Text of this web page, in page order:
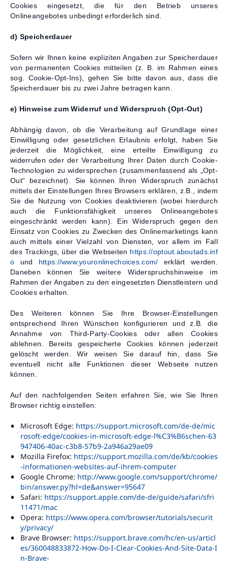
Cookies eingesetzt, die für den Betrieb unseres
Onlineangebotes unbedingt erforderlich sind.
d) Speicherdauer
Sofern wir Ihnen keine expliziten Angaben zur Speicherdauer
von permanenten Cookies mitteilen (z. B. im Rahmen eines
sog. Cookie-Opt-Ins), gehen Sie bitte davon aus, dass die
Speicherdauer bis zu zwei Jahre betragen kann.
e) Hinweise zum Widerruf und Widerspruch (Opt-Out)
Abhängig davon, ob die Verarbeitung auf Grundlage einer
Einwilligung oder gesetzlichen Erlaubnis erfolgt, haben Sie
jederzeit die Möglichkeit, eine erteilte Einwilligung zu
widerrufen oder der Verarbeitung Ihrer Daten durch Cookie-
Technologien zu widersprechen (zusammenfassend als „Opt-
Out“ bezeichnet). Sie können Ihren Widerspruch zunächst
mittels der Einstellungen Ihres Browsers erklären, z.B., indem
Sie die Nutzung von Cookies deaktivieren (wobei hierdurch
auch die Funktionsfähigkeit unseres Onlineangebotes
eingeschränkt werden kann). Ein Widerspruch gegen den
Einsatz von Cookies zu Zwecken des Onlinemarketings kann
auch mittels einer Vielzahl von Diensten, vor allem im Fall
des Trackings, über die Webseiten https://optout.aboutads.inf
o und https://www.youronlinechoices.com/ erklärt werden.
Daneben können Sie weitere Widerspruchshinweise im
Rahmen der Angaben zu den eingesetzten Dienstleistern und
Cookies erhalten.
Des Weiteren können Sie Ihre Browser-Einstellungen
entsprechend Ihren Wünschen konfigurieren und z.B. die
Annahme von Third-Party-Cookies oder allen Cookies
ablehnen. Bereits gespeicherte Cookies können jederzeit
gelöscht werden. Wir weisen Sie darauf hin, dass Sie
eventuell nicht alle Funktionen dieser Webseite nutzen
können.
Auf den nachfolgenden Seiten erfahren Sie, wie Sie Ihren
Browser richtig einstellen:
Microsoft Edge: https://support.microsoft.com/de-de/mic
rosoft-edge/cookies-in-microsoft-edge-l%C3%B6schen-63
947406-40ac-c3b8-57b9-2a946a29ae09
Mozilla Firefox: https://support.mozilla.com/de/kb/cookies
-informationen-websites-auf-ihrem-computer
Google Chrome: http://www.google.com/support/chrome/
bin/answer.py?hl=de&answer=95647
Safari: https://support.apple.com/de-de/guide/safari/sfri
11471/mac
Opera: https://www.opera.com/browser/tutorials/securit
y/privacy/
Brave Browser: https://support.brave.com/hc/en-us/articl
es/360048833872-How-Do-I-Clear-Cookies-And-Site-Data-I
n-Brave-